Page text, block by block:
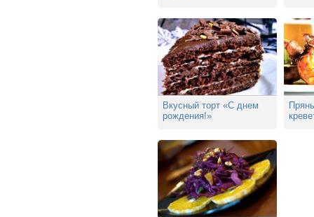
Вкусный торт «С днем
рождения!»